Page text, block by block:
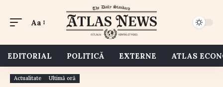
Aa
EDITORIAL POLITICĂ EXTERNE ATLAS
Actualitate Ultimă oră